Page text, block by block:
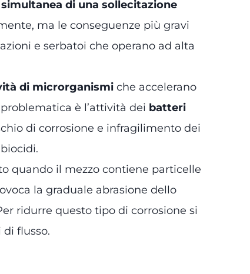
di una sollecitazione
ma le conseguenze più gravi
e serbatoi che operano ad alta
di microrganismi che accelerano
è l’attività dei batteri
di corrosione e infragilimento dei
quando il mezzo contiene particelle
la graduale abrasione dello
ridurre questo tipo di corrosione si
flusso.